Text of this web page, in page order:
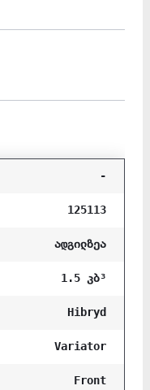
-
125113
ადგილზეა
1.5 კბ³
Hibryd
Variator
Front